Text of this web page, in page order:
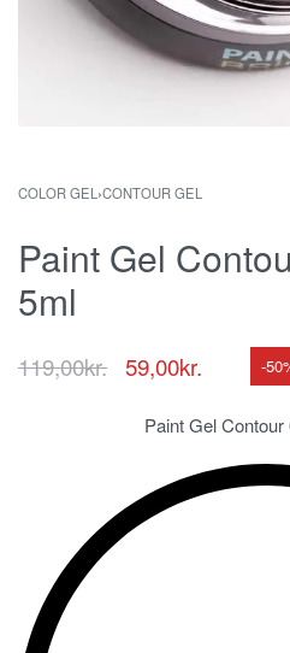
COLOR GEL ›CONTOUR GEL
Paint Gel
5ml
119,00kr. 59,00kr. -
Paint Gel